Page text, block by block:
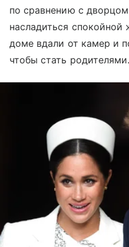
по сравнению с
насладиться
доме вдали от камер и
чтобы стать родителями.